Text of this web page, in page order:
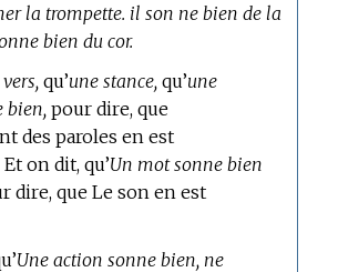
la trompette. il son ne bien de la
bien du cor.
qu’une stance, qu’une
bien, pour dire, que
des paroles en est
on dit, qu’Un mot sonne bien
dire, que Le son en est
Une action sonne bien, ne